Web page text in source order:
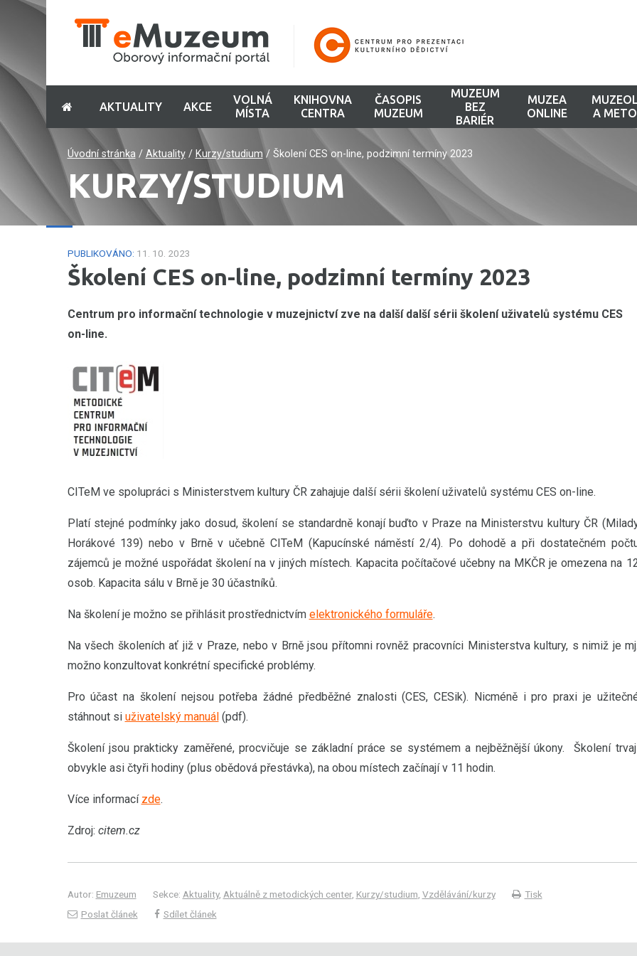
AKTUALITY AKCE
VOLNÁ
MÍSTA
KNIHOVNA
CENTRA
ČASOPIS
MUZEUM
MUZEUM
BEZ
BARIÉR
MUZEA
ONLINE
A
Úvodní stránka/ Aktuality/ Kurzy/studium / Školení CES on-line, podzimní termíny 2023
KURZY/STUDIUM
PUBLIKOVÁNO: 11. 10. 2023
Školení CES on-line, podzimní termíny 2023
Centrum pro informační technologie v muzejnictví zve na další další sérii školení uživatelů systému CES
on-line.
CITeM ve spolupráci s Ministerstvem kultury ČR zahajuje další sérii školení uživatelů systému CES on-line.
Platí stejné podmínky jako dosud, školení se standardně konají buďto v Praze na Ministerstvu kultury ČR
Horákové 139) nebo v Brně v učebně CITeM (Kapucínské náměstí 2/4). Po dohodě a při dostatečném
zájemců je možné uspořádat školení na v jiných místech. Kapacita počítačové učebny na MKČR je omezena na
osob. Kapacita sálu v Brně je 30 účastníků.
Na školení je možno se přihlásit prostřednictvím elektronického formuláře.
Na všech školeních ať již v Praze, nebo v Brně jsou přítomni rovněž pracovníci Ministerstva kultury, s nimiž je mj.
možno konzultovat konkrétní specifické problémy.
Pro účast na školení nejsou potřeba žádné předběžné znalosti (CES, CESik). Nicméně i pro praxi je
stáhnout si uživatelský manuál(pdf).
Školení jsou prakticky zaměřené, procvičuje se základní práce se systémem a nejběžnější úkony. Školení
obvykle asi čtyři hodiny (plus obědová přestávka), na obou místech začínají v 11 hodin.
Více informací zde.
Zdroj: citem.cz
Autor: Emuzeum Sekce: Aktuality, Aktuálně z metodických center, Kurzy/studium Vzdělávání/kurzy
Tisk
Poslat článek
Sdílet článek